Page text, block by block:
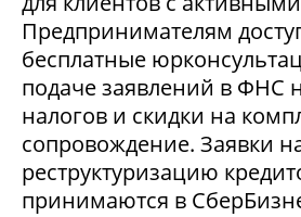
Предпринимателям
бесплатные
подаче заявлений в ФНС
налогов и скидки на
сопровождение. Заявки
реструктуризацию
принимаются в